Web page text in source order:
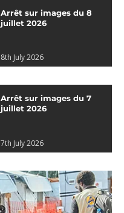
Arrêt sur images du 8
juillet 2026
8th July 2026
Arrêt sur images du 7
juillet 2026
7th July 2026